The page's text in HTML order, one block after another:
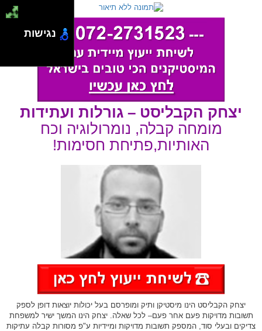
יצחק הקבליסט – גורלות ועתידות
מומחה קבלה, נומרולוגיה וכח
האותיות,פתיחת חסימות!
יצחק הקבליסט הינו מיסטיקן ותיק ומופרסם בעל יכולות יוצאות דופן לספק
תשובות מדויקות פעם אחר פעם– לכל שאלה. יצחק הינו המשך ישיר למשפחת
צדיקים ובעלי סוד, המספק תשובות מדויקות ומיידיות ע"פ מסורות קבלה עתיקות
נגישות